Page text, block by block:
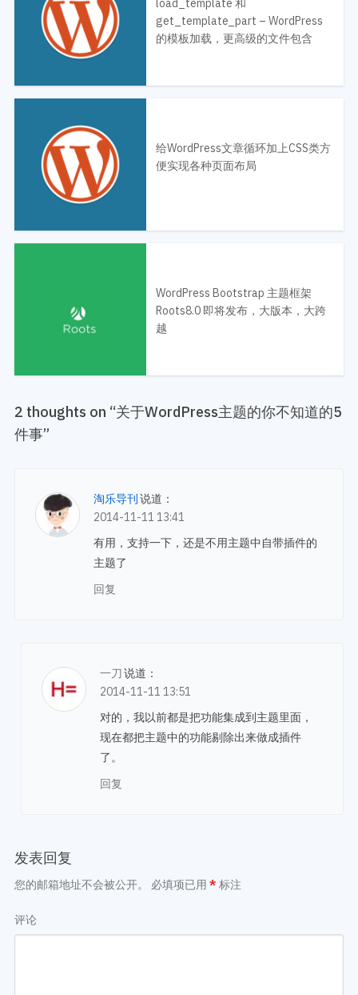
load_template 和
get_template_part – WordPress
的模板加载，更高级的文件包含
给WordPress文章循环加上CSS类方
便实现各种页面布局
WordPress Bootstrap 主题框架
Roots8.0 即将发布，大版本，大跨
越
2 thoughts on “关于WordPress主题的你不知道的5
件事”
淘乐导刊说道：
2014-11-11 13:41
有用，支持一下，还是不用主题中自带插件的
主题了
回复
一刀说道：
2014-11-11 13:51
对的，我以前都是把功能集成到主题里面，
现在都把主题中的功能剔除出来做成插件
了。
回复
发表回复
您的邮箱地址不会被公开。 必填项已用 * 标注
评论